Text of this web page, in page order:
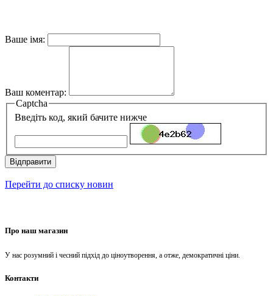
Ваше імя:
Ваш коментар:
Captcha
Введіть код, який бачите нижче
Відправити
Перейти до списку новин
Про наш магазин
У нас розумний і чесний підхід до ціноутворення, а отже, демократичні ціни.
Контакти